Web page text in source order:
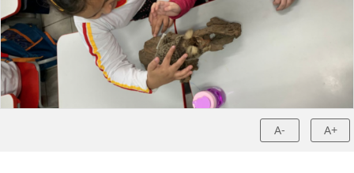
A- A+